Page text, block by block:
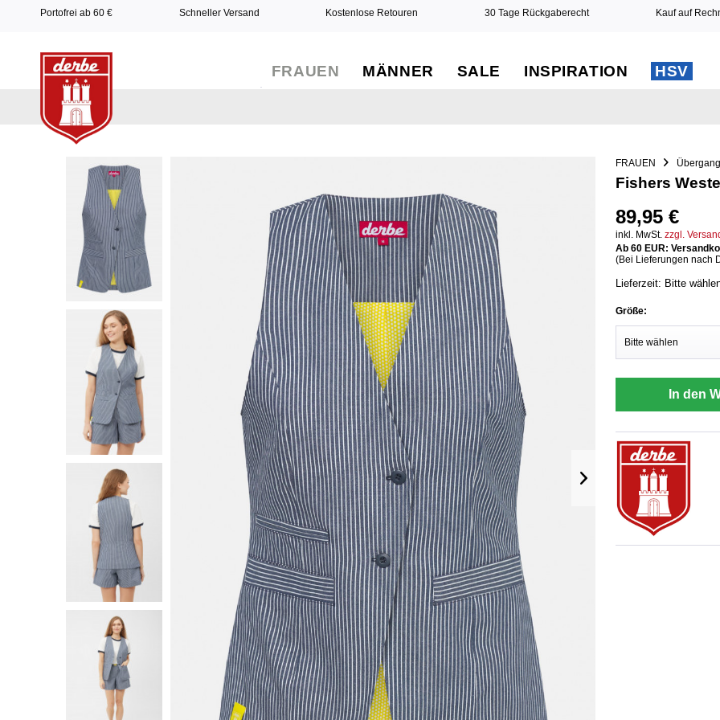
Portofrei ab 60 € Schneller Versand Kostenlose Retouren 30 Tage Rückgaberecht Kauf auf
FRAUEN MÄNNER SALE INSPIRATION HSV
FRAUEN
Fishers
89,95 €
inkl. MwSt.zzgl.
Ab 60 EUR:
(Bei Lieferungen nach
Lieferzeit: Bitte
Größe:
In den